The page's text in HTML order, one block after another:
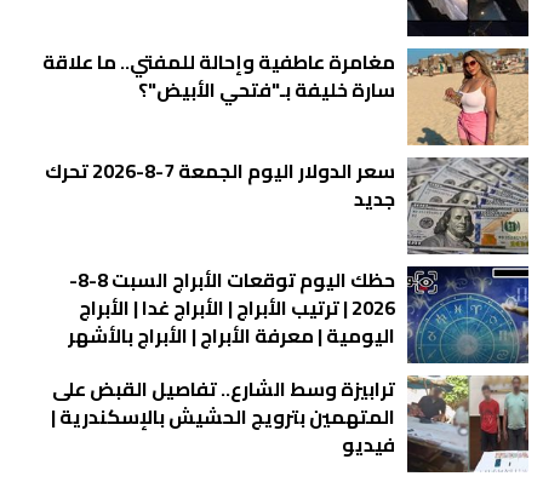
مغامرة عاطفية وإحالة للمفتي.. ما علاقة
سارة خليفة بـ"فتحي الأبيض"؟
سعر الدولار اليوم الجمعة 7-8-2026 تحرك
جديد
حظك اليوم توقعات الأبراج السبت 8-8-
2026 | ترتيب الأبراج | الأبراج غدا | الأبراج
اليومية | معرفة الأبراج | الأبراج بالأشهر
ترابيزة وسط الشارع.. تفاصيل القبض على
المتهمين بترويج الحشيش بالإسكندرية |
فيديو